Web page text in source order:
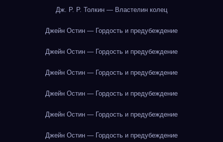
Дж. Р. Р. Толкин — Властелин колец
Джейн Остин — Гордость и предубеждение
Джейн Остин — Гордость и предубеждение
Джейн Остин — Гордость и предубеждение
Джейн Остин — Гордость и предубеждение
Джейн Остин — Гордость и предубеждение
Джейн Остин — Гордость и предубеждение